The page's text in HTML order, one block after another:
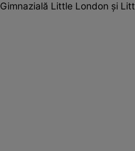
Gimnazială Little London şi